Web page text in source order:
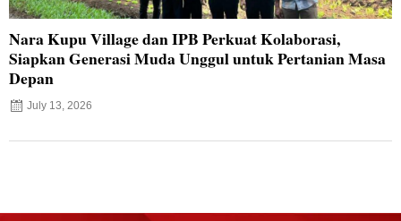
Nara Kupu Village dan IPB Perkuat Kolaborasi,
Siapkan Generasi Muda Unggul untuk Pertanian Masa
Depan
July 13, 2026